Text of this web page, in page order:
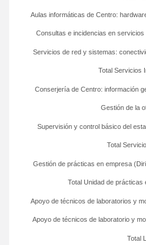
Total
Apoyo de técnicos de laboratorio y
Apoyo de técnicos de laboratorios y
Total Unidad de prácticas
Gestión de prácticas en empresa
Total
Supervisión y control básico del
Gestión de la
Conserjería de Centro: información
Total Servicios
Servicios de red y sistemas:
Consultas e incidencias en servicios
Aulas informáticas de Centro: